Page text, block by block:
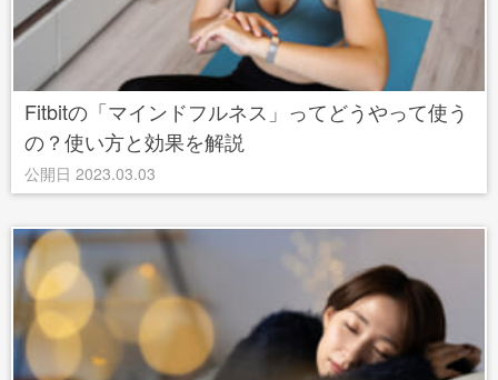
Fitbitの「マインドフルネス」ってどうやって使う
の？使い方と効果を解説
公開日 2023.03.03